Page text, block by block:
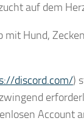
auf dem
Hund,
discord.com/)
Account